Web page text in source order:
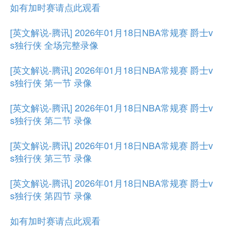
如有加时赛请点此观看
[英文解说-腾讯] 2026年01月18日NBA常规赛 爵士v
s独行侠 全场完整录像
[英文解说-腾讯] 2026年01月18日NBA常规赛 爵士v
s独行侠 第一节 录像
[英文解说-腾讯] 2026年01月18日NBA常规赛 爵士v
s独行侠 第二节 录像
[英文解说-腾讯] 2026年01月18日NBA常规赛 爵士v
s独行侠 第三节 录像
[英文解说-腾讯] 2026年01月18日NBA常规赛 爵士v
s独行侠 第四节 录像
如有加时赛请点此观看